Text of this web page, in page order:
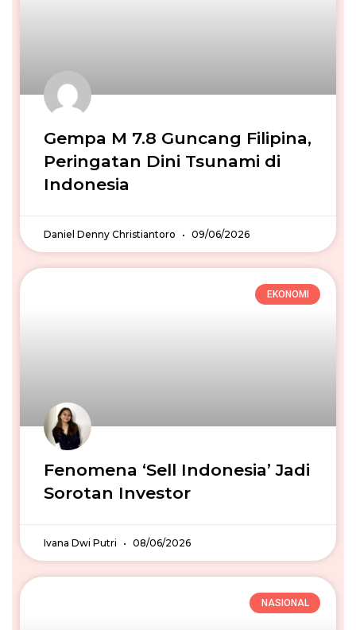
Gempa M 7.8 Guncang Filipina,
Peringatan Dini Tsunami di
Indonesia
Daniel Denny Christiantoro 09/06/2026
EKONOMI
Fenomena ‘Sell Indonesia’ Jadi
Sorotan Investor
Ivana Dwi Putri 08/06/2026
NASIONAL